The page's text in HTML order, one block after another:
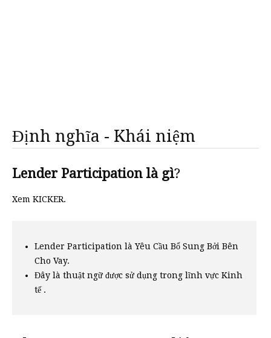
Định nghĩa - Khái niệm
Lender Participation là gì?
Xem KICKER.
Lender Participation là Yêu Cầu Bổ Sung Bởi Bên
Cho Vay.
Đây là thuật ngữ được sử dụng trong lĩnh vực Kinh
tế .